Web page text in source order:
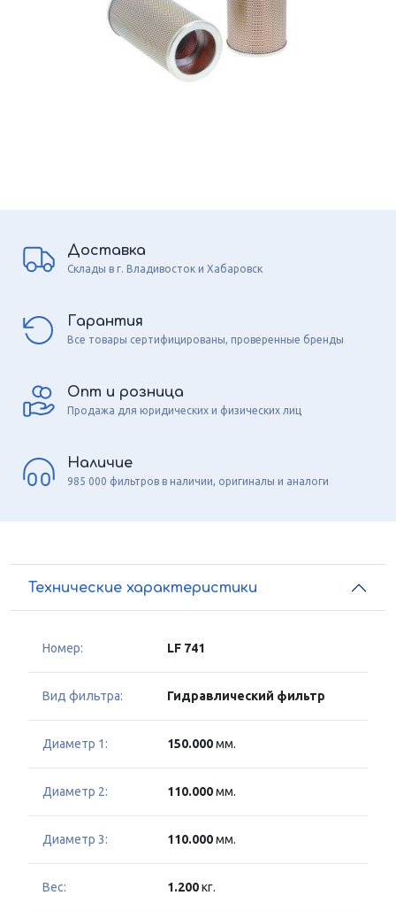
Доставка
Склады в г. Владивосток и Хабаровск
Гарантия
Все товары сертифицированы, проверенные бренды
Опт и розница
Продажа для юридических и физических лиц
Наличие
985 000 фильтров в наличии, оригиналы и аналоги
Технические характеристики
Номер: LF 741
Вид фильтра: Гидравлический фильтр
Диаметр 1: 150.000мм.
Диаметр 2: 110.000мм.
Диаметр 3: 110.000мм.
Вес: 1.200кг.